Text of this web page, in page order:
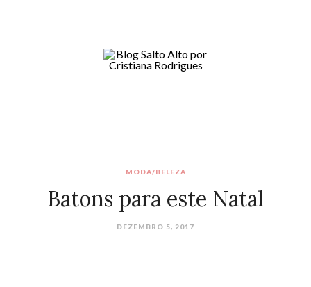
MODA/BELEZA
Batons para este Natal
DEZEMBRO 5, 2017